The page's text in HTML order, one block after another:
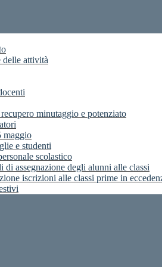
delle attività
minutaggio e potenziato
maggio
e studenti
scolastico
di assegnazione degli alunni alle classi
iscrizioni alle classi prime in